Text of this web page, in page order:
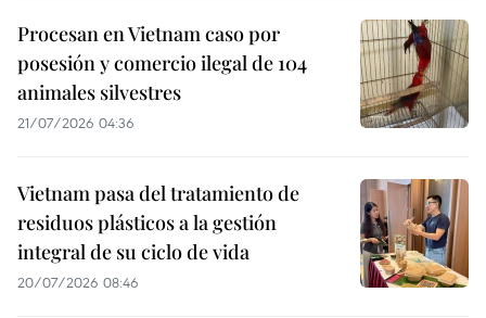
Procesan en Vietnam caso por
posesión y comercio ilegal de 104
animales silvestres
21/07/2026 04:36
Vietnam pasa del tratamiento de
residuos plásticos a la gestión
integral de su ciclo de vida
20/07/2026 08:46